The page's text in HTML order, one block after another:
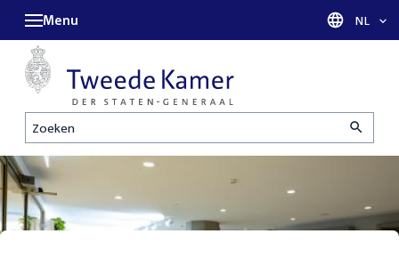
Zoeken
Menu Taal
NL